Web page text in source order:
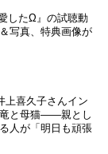
したΩ』の試聴動
写真、特典画像が
上喜久子さんイン
竜と母猫――親とし
人が「明日も頑張